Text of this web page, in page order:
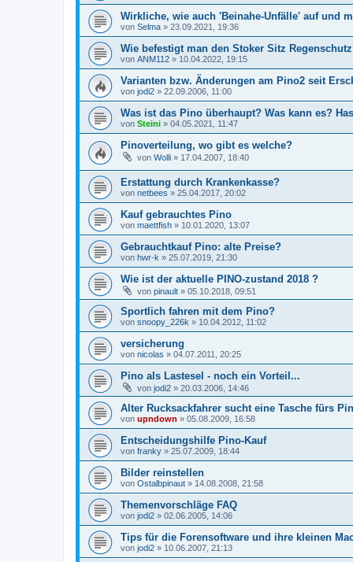
Wirkliche, wie auch 'Beinahe-Unfälle' auf und
von Selma » 23.09.2021, 19:36
Wie befestigt man den Stoker Sitz
von ANM112 » 10.04.2022, 19:15
Varianten bzw. Änderungen am Pino2 seit
von jodi2 » 22.09.2006, 11:00
Was ist das Pino überhaupt? Was kann es?
von Steini » 04.05.2021, 11:47
Pinoverteilung, wo gibt es welche?
von Wolli » 17.04.2007, 18:40
Erstattung durch Krankenkasse?
von netbees » 25.04.2017, 20:02
Kauf gebrauchtes Pino
von maettfish » 10.01.2020, 13:07
Gebrauchtkauf Pino: alte Preise?
von hwr-k » 25.07.2019, 21:30
Wie ist der aktuelle PINO-zustand 2018 ?
von pinault » 05.10.2018, 09:51
Sportlich fahren mit dem Pino?
von snoopy_226k » 10.04.2012, 11:02
versicherung
von nicolas » 04.07.2011, 20:25
Pino als Lastesel - noch ein Vorteil...
von jodi2 » 20.03.2006, 14:46
Alter Rucksackfahrer sucht eine Tasche fürs
von upndown » 05.08.2009, 16:58
Entscheidungshilfe Pino-Kauf
von franky » 25.07.2009, 18:44
Bilder reinstellen
von Ostalbpinaut » 14.08.2008, 21:58
Themenvorschläge FAQ
von jodi2 » 02.06.2005, 14:06
Tips für die Forensoftware und ihre kleinen
von jodi2 » 10.06.2007, 21:13